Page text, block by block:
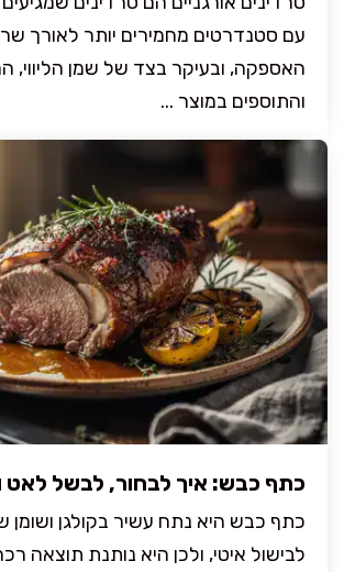
עם סטנדרטים מחמירים יותר לאורך
האספקה, ובעיקר בצד של שמן הליווי,
והתוספים במוצר ...
כתף כבש: איך לבחור, לבשל לאט
כתף כבש היא נתח עשיר בקולגן ושומן
לבישול איטי, ולכן היא נותנת תוצאה